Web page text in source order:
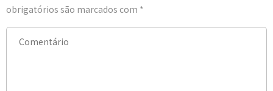
obrigatórios são marcados com *